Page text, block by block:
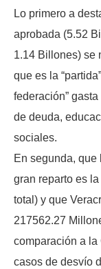
Lo primero a
aprobada (5.52
1.14 Billones) se
que es la
federación”
de deuda,
sociales.
En segunda,
gran reparto es
total) y que
217562.27
comparación a
casos de desvío